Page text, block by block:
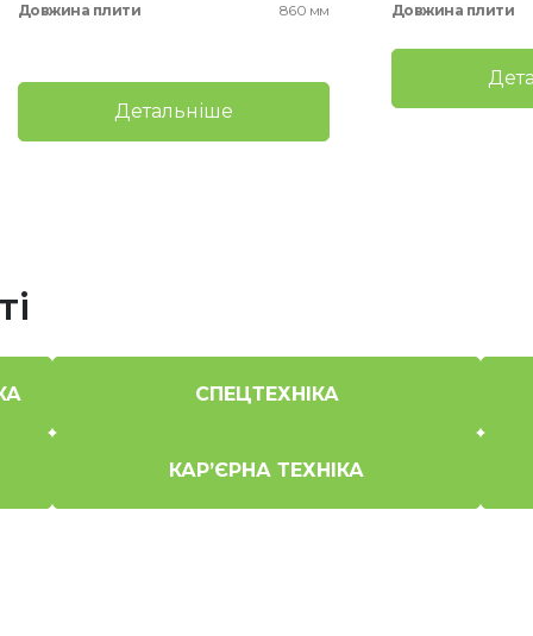
Довжина плити
860 мм
Детальніше
Довжина плити
СПЕЦТЕХНІКА
КАР’ЄРНА ТЕХНІКА